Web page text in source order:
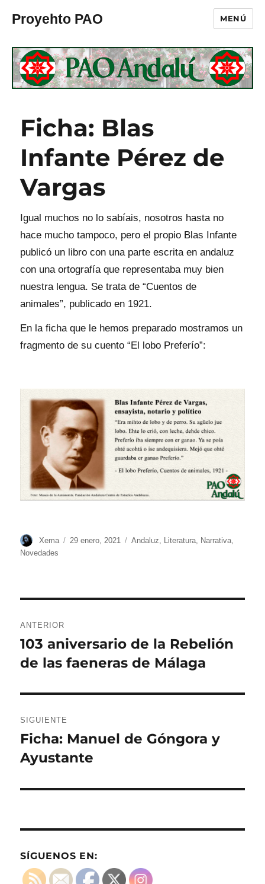
Proyehto PAO MENÚ
Ficha: Blas
Infante Pérez de
Vargas
Igual muchos no lo sabíais, nosotros hasta no
hace mucho tampoco, pero el propio Blas Infante
publicó un libro con una parte escrita en andaluz
con una ortografía que representaba muy bien
nuestra lengua. Se trata de “Cuentos de
animales”, publicado en 1921.
En la ficha que le hemos preparado mostramos un
fragmento de su cuento “El lobo Preferío”:
Autor
Xema
Publicado
29 enero, 2021 Categorías
Andaluz, Literatura, Narrativa,
Novedades
de
entradas
ANTERIOR
Entrada
anterior:
103 aniversario de la Rebelión
de las faeneras de Málaga
SIGUIENTE
Entrada
siguiente:
Ficha: Manuel de Góngora y
Ayustante
SÍGUENOS EN: